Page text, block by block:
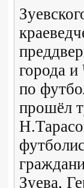
города
по
прошёл
Зуева,